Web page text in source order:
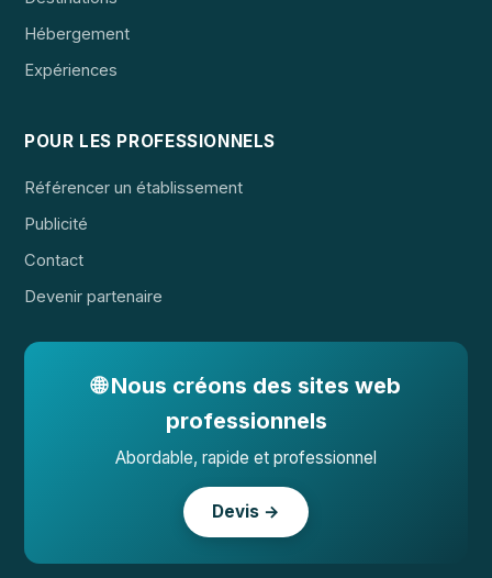
Hébergement
Expériences
POUR LES PROFESSIONNELS
Référencer un établissement
Publicité
Contact
Devenir partenaire
🌐 Nous créons des sites web
professionnels
Abordable, rapide et professionnel
Devis →